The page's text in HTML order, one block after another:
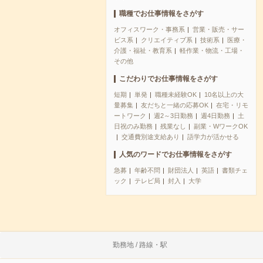
職種でお仕事情報をさがす
オフィスワーク・事務系
営業・販売・サー
ビス系
クリエイティブ系 技術系
医療・
介護・福祉・教育系
軽作業・物流・工場・
その他
こだわりでお仕事情報をさがす
短期 単発 職種未経験OK
10名以上の大
量募集
友だちと一緒の応募OK
在宅・リモ
ートワーク
週2～3日勤務 週4日勤務
土
日祝のみ勤務
残業なし
副業・WワークOK
交通費別途支給あり
語学力が活かせる
人気のワードでお仕事情報をさがす
急募 年齢不問 財団法人 英語
書類チェ
ック
テレビ局 封入 大学
勤務地 / 路線・駅